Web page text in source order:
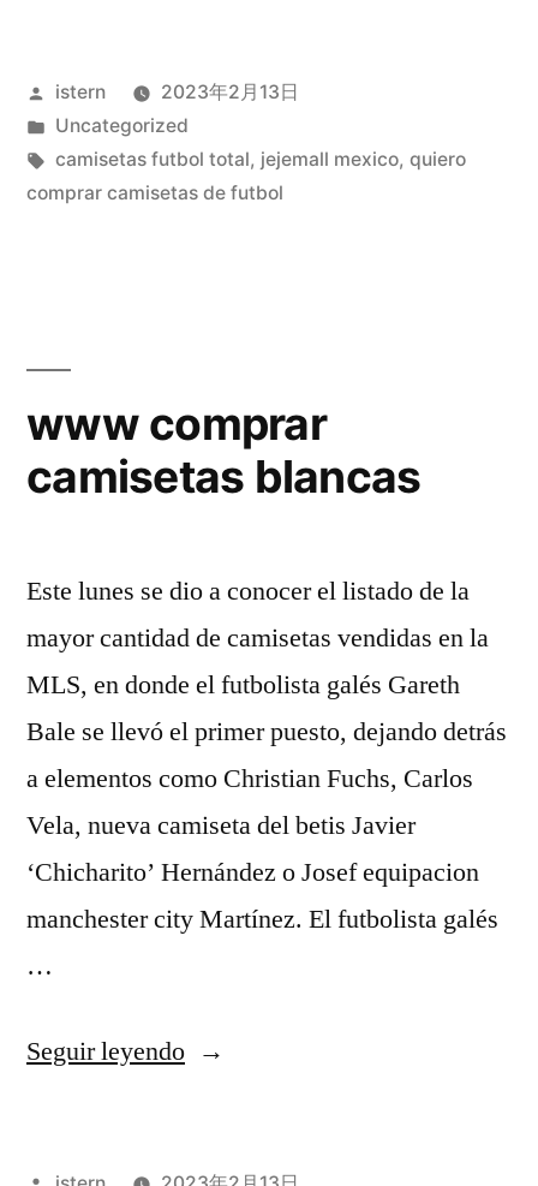
Publicado
por
istern
2023年2月13日
Publicado
en
Uncategorized
Etiquetas:
camisetas futbol total, jejemall mexico, quiero
comprar camisetas de futbol
www comprar
camisetas blancas
Este lunes se dio a conocer el listado de la
mayor cantidad de camisetas vendidas en la
MLS, en donde el futbolista galés Gareth
Bale se llevó el primer puesto, dejando detrás
a elementos como Christian Fuchs, Carlos
Vela, nueva camiseta del betis Javier
‘Chicharito’ Hernández o Josef equipacion
manchester city Martínez. El futbolista galés
…
Seguir leyendo«www